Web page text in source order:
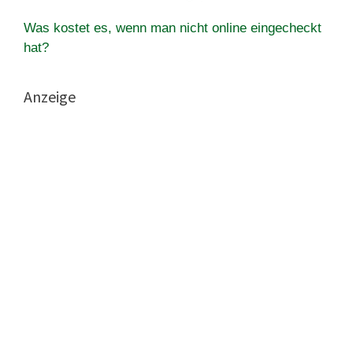
Was kostet es, wenn man nicht online eingecheckt
hat?
Anzeige